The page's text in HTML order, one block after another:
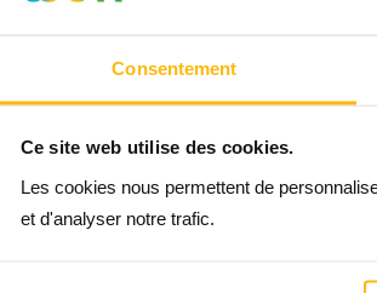
Consentement
Ce site web utilise des cookies.
Les cookies nous permettent de
et d'analyser notre trafic.
et interagir au nom de celui-ci, accéder à tout le
0>Cette inscription comprendra deux étapes : 1/
Banque Carrefour de l'Entreprise)2/ création de
Continuer
membre en tant qu’organisme